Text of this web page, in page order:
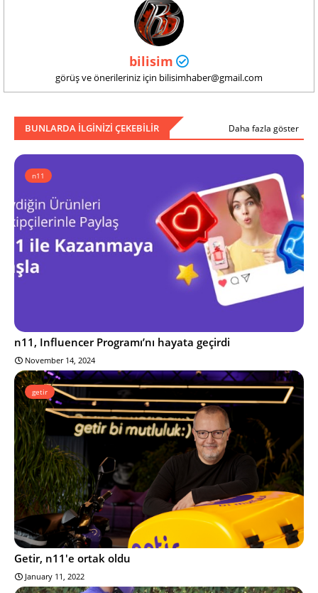
bilisim
görüş ve önerileriniz için bilisimhaber@gmail.com
BUNLARDA ILGINIZI ÇEKEBILIR Daha fazla göster
n11
n11, Influencer Programı’nı hayata geçirdi
November 14, 2024
getir
Getir, n11'e ortak oldu
January 11, 2022